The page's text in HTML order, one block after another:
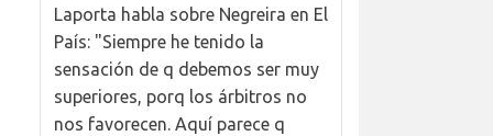
Laporta habla sobre Negreira en El
País: "Siempre he tenido la
sensación de q debemos ser muy
superiores, porq los árbitros no
nos favorecen. Aquí parece q